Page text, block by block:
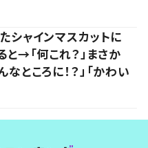
シャインマスカットに
と→「何これ？」まさか
ところに！？」「かわい